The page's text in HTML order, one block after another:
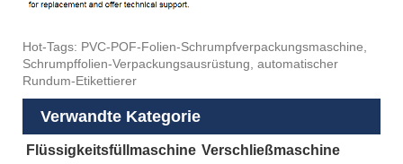
Hot-Tags: PVC-POF-Folien-Schrumpfverpackungsmaschine,
Schrumpffolien-Verpackungsausrüstung, automatischer
Rundum-Etikettierer
Verwandte Kategorie
Flüssigkeitsfüllmaschine Verschließmaschine